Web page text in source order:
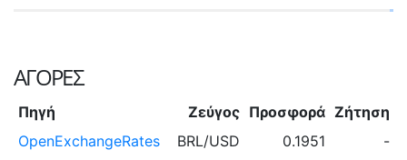
ΑΓΟΡΈΣ
Πηγή Ζεύγος Προσφορά Ζήτηση
OpenExchangeRates
BRL/USD 0.1951
-